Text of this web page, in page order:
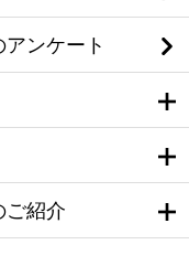
ンケート
紹介